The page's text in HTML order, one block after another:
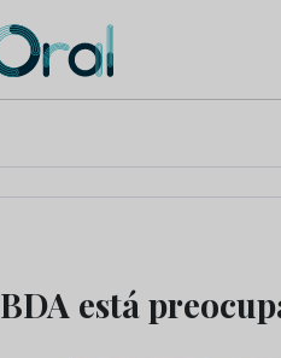
BDA está